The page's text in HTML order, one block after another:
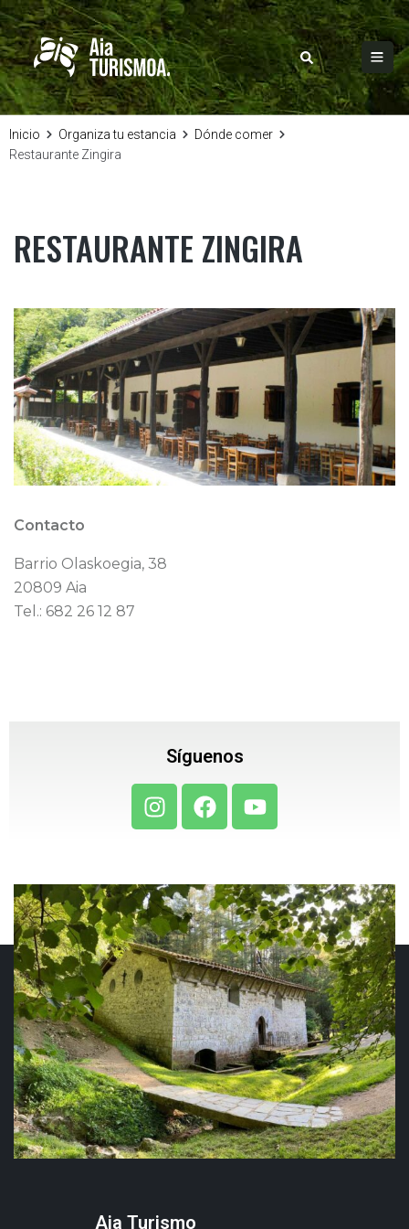
Inicio Organiza tu estancia
Dónde comer
Restaurante Zingira
RESTAURANTE ZINGIRA
Contacto
Barrio Olaskoegia, 38
20809 Aia
Tel.: 682 26 12 87
Síguenos
Aia Turismo